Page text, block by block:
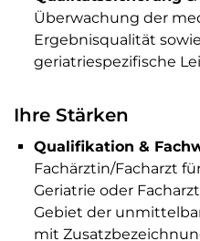
Überwachung der
Ergebnisqualität
geriatriespezifische
Ihre Stärken
Qualifikation &
Fachärztin/Facharzt
Geriatrie oder
Gebiet der
mit